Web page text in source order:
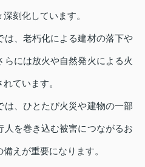
刻化しています。
は、老朽化による建材の落下や
には放火や自然発火による火
ています。
は、ひとたび火災や建物の一部
を巻き込む被害につながるお
えが重要になります。